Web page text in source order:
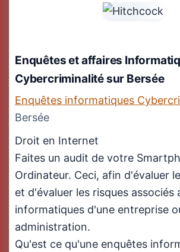
Enquêtes et affaires
Cybercriminalitésur Bersée
Enquêtes informatiques
Bersée
Droit en Internet
Faites un audit de votre
Ordinateur. Ceci, afin d'évaluer
et d'évaluer les risques associés
informatiques d'une entreprise
administration.
Qu'est ce qu'une enquêtes